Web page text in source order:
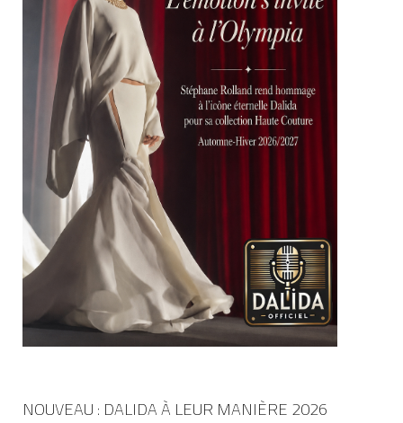
NOUVEAU : DALIDA À LEUR MANIÈRE 2026